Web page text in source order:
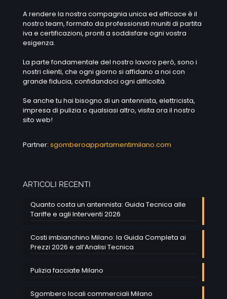
A rendere la nostra compagnia unica ed efficace è il
nostro team, formato da professionisti muniti di partita
iva e certificazioni, pronti a soddisfare ogni vostra
esigenza.
La parte fondamentale del nostro lavoro però, sono i
nostri clienti, che ogni giorno si affidano a noi con
grande fiducia, confidandoci ogni difficoltà.
Se anche tu hai bisogno di un antennista, elettricista,
impresa di pulizia o qualsiasi altro, visita ora il nostro
sito web!
Partner: sgomberoappartamentimilano.com
ARTICOLI RECENTI
Quanto costa un antennista: Guida Tecnica alle
Tariffe e agli Interventi 2026
Costi imbianchino Milano: la Guida Completa ai
Prezzi 2026 e all’Analisi Tecnica
Pulizia facciate Milano
Sgombero locali commerciali Milano